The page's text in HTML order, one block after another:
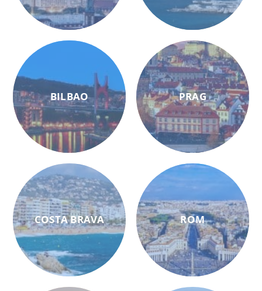
BILBAO
COSTA BRAVA
PRAG
ROM